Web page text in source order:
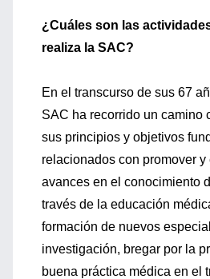
¿Cuáles son las
realiza la SAC?
En el transcurso de sus 67
SAC ha recorrido un camino
sus principios y objetivos
relacionados con promover
avances en el conocimiento
través de la educación
formación de nuevos
investigación, bregar por la
buena práctica médica en el